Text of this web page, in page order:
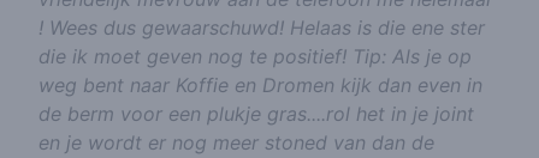
! Wees dus gewaarschuwd! Helaas is die ene ster
die ik moet geven nog te positief! Tip: Als je op
weg bent naar Koffie en Dromen kijk dan even in
de berm voor een plukje gras....rol het in je joint
en je wordt er nog meer stoned van dan de